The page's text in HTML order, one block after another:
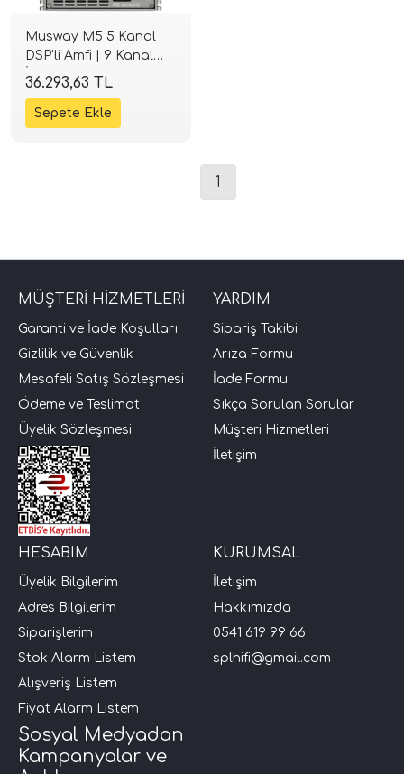
Setleri)
Arac Baslari)
Performans)
Musway M5 5 Kanal
DSP'li Amfi | 9 Kanal
İşlemci | Tak-Çalıştır |
SPLHIFI
36.293,63 TL
1
MÜŞTERİ HİZMETLERİ
Garanti ve İade Koşulları
Gizlilik ve Güvenlik
Mesafeli Satış Sözleşmesi
Ödeme ve Teslimat
Üyelik Sözleşmesi
YARDIM
Sipariş Takibi
Arıza Formu
İade Formu
Sıkça Sorulan Sorular
Müşteri Hizmetleri
İletişim
HESABIM
Üyelik Bilgilerim
Adres Bilgilerim
Siparişlerim
Stok Alarm Listem
Alışveriş Listem
Fiyat Alarm Listem
KURUMSAL
İletişim
Hakkımızda
0541 619 99 66
splhifi@gmail.com
Sosyal Medyadan
Kampanyalar ve